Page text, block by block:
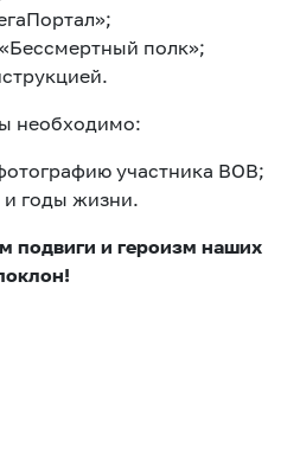
полк»;
необходимо:
участника ВОВ;
и годы жизни.
подвиги и героизм наших